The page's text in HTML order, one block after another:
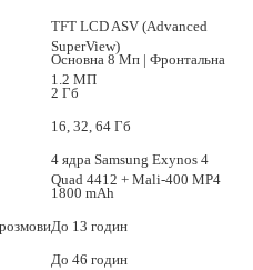
TFT LCD ASV (Advanced
SuperView)
Основна 8 Мп | Фронтальна
1.2 МП
2 Гб
16, 32, 64 Гб
4 ядра Samsung Exynos 4
Quad 4412 + Mali-400 MP4
1800 mAh
До 13 годин
До 46 годин